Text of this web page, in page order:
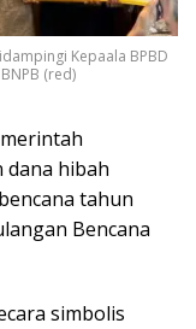
Kepaala BPBD
(red)
dana hibah
tahun
Bencana
simbolis